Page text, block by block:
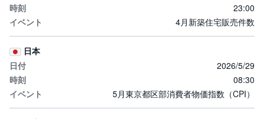
23:00
4月新築住宅販売件数
日本
2026/5/29
08:30
5月東京都区部消費者物価指数（CPI）